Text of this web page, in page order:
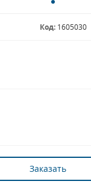
Код: 1605030
Заказать